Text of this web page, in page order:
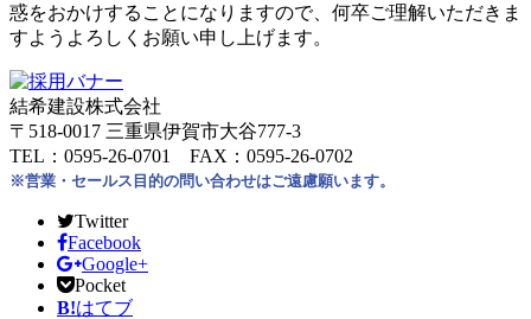
惑をおかけすることになりますので、何卒ご理解いただきま
すようよろしくお願い申し上げます。
結希建設株式会社
〒518-0017 三重県伊賀市大谷777-3
TEL：0595-26-0701 FAX：0595-26-0702
※営業・セールス目的の問い合わせはご遠慮願います。
Twitter
Facebook
Google+
Pocket
B!はてブ